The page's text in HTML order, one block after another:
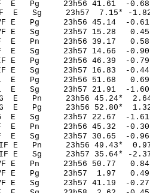
E Pg 23h56
E Sg 23h57 7.15* -
E Pg 23h56
E Sg 23h57 15.28
E Pn 23h56
E Sg 23h57 14.66 -
E Pg 23h56
E Sg 23h57 16.83 -
E Pg 23h56
E Sg 23h57 21.91 -
E Pn 23h56
E Pg 23h56
E Sg 23h57
E Pn 23h56
E Sg 23h57 30.65 -
E Pn 23h56
E Sg 23h57 35.64*
E Pn 23h56
E Pg 23h57
E Sg 23h57 41.19 -